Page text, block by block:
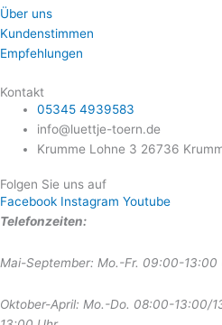
Über uns
Kundenstimmen
Empfehlungen
Kontakt
05345 4939583
info@luettje-toern.de
Krumme Lohne 3 26736
Folgen Sie uns auf
Facebook Instagram Youtube
Telefonzeiten:
Mai-September: Mo.-Fr. 09:00-13:00
Oktober-April: Mo.-Do. 08:00-13:00/